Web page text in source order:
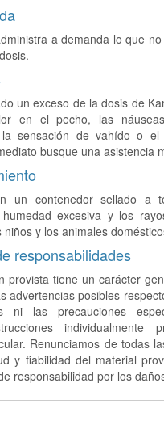
a demanda lo que
un exceso de la dosis de
en el pecho, las
sensación de vahído o el
busque una asistencia
un contenedor sellado a
excesiva y los
niños y los animales
responsabilidades
provista tiene un carácter
advertencias posibles
ni las precauciones
individualmente
Renunciamos de todas
y fiabilidad del material
responsabilidad por los